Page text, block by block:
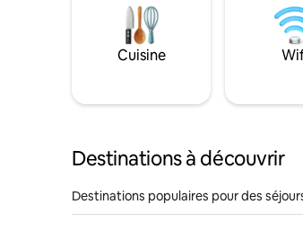
Cuisine
Destinations à découvrir
Destinations populaires pour des